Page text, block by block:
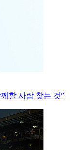
할 사람 찾는 것”